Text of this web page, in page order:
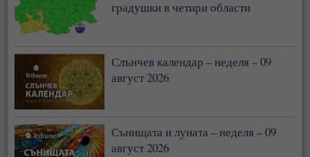
градушки в четири области
Слънчев календар – неделя – 09
август 2026
Сънищата и луната – неделя – 09
август 2026